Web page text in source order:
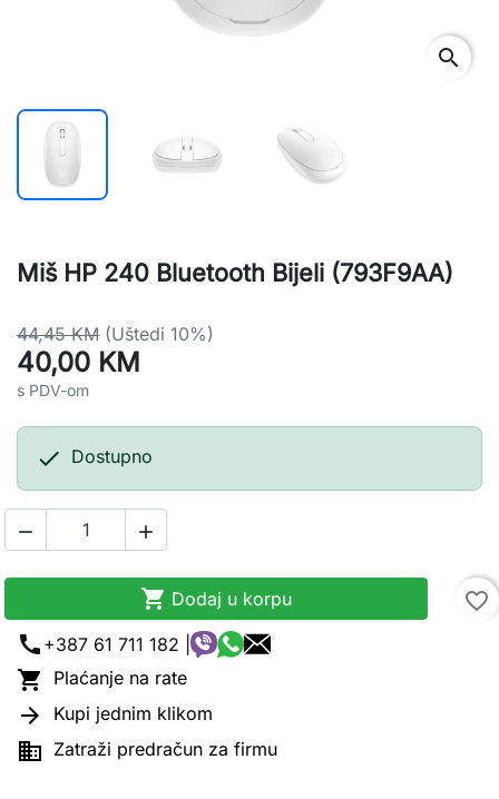
search
Miš HP 240 Bluetooth Bijeli (793F9AA)
44,45 KM (Uštedi 10%)
40,00 KM
s PDV-om
 Dostupno
 
 Dodaj u korpu
favorite_border
call +387 61 711 182 |
 Plaćanje na rate
 Kupi jednim klikom
 Zatraži predračun za firmu